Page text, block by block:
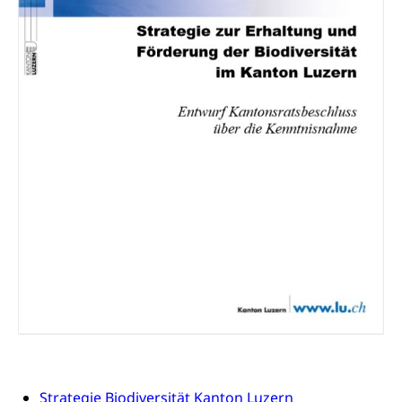
Strategie Biodiversität Kanton Luzern
und Kultur, Kulturgesuche, Kulturvermittlung
Kulturförderung und Vermittlung
Angebote für Schulklassen
Zentralschweizer Filmförderung
Schiene und öffentlicher Verkehr
Schifffahrt (Strassenverkehrsamt)
Autoverkehr, Lastwagenverkehr, Schwerverkehr,